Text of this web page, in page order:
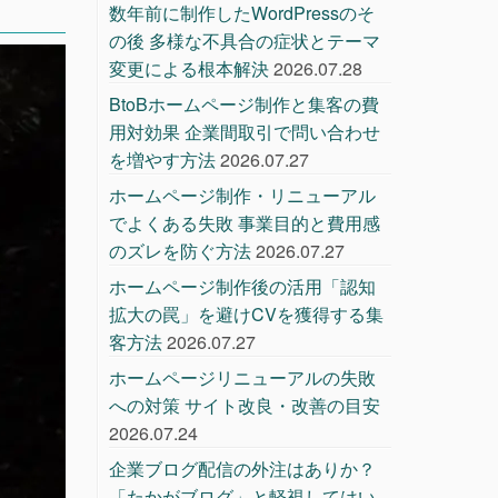
数年前に制作したWordPressのそ
の後 多様な不具合の症状とテーマ
変更による根本解決2026.07.28
BtoBホームページ制作と集客の費
用対効果 企業間取引で問い合わせ
を増やす方法2026.07.27
ホームページ制作・リニューアル
でよくある失敗 事業目的と費用感
のズレを防ぐ方法2026.07.27
ホームページ制作後の活用「認知
拡大の罠」を避けCVを獲得する集
客方法2026.07.27
ホームページリニューアルの失敗
への対策 サイト改良・改善の目安
2026.07.24
企業ブログ配信の外注はありか？